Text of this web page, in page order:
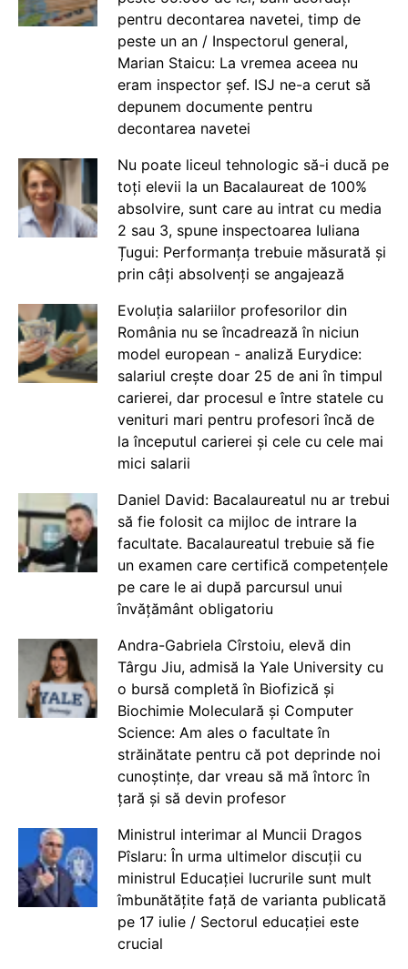
pentru decontarea navetei, timp de
peste un an / Inspectorul general,
Marian Staicu: La vremea aceea nu
eram inspector șef. ISJ ne-a cerut să
depunem documente pentru
decontarea navetei
Nu poate liceul tehnologic să-i ducă pe
toți elevii la un Bacalaureat de 100%
absolvire, sunt care au intrat cu media
2 sau 3, spune inspectoarea Iuliana
Țugui: Performanța trebuie măsurată și
prin câți absolvenți se angajează
Evoluția salariilor profesorilor din
România nu se încadrează în niciun
model european - analiză Eurydice:
salariul crește doar 25 de ani în timpul
carierei, dar procesul e între statele cu
venituri mari pentru profesori încă de
la începutul carierei și cele cu cele mai
mici salarii
Daniel David: Bacalaureatul nu ar trebui
să fie folosit ca mijloc de intrare la
facultate. Bacalaureatul trebuie să fie
un examen care certifică competențele
pe care le ai după parcursul unui
învățământ obligatoriu
Andra-Gabriela Cîrstoiu, elevă din
Târgu Jiu, admisă la Yale University cu
o bursă completă în Biofizică și
Biochimie Moleculară și Computer
Science: Am ales o facultate în
străinătate pentru că pot deprinde noi
cunoștințe, dar vreau să mă întorc în
țară și să devin profesor
Ministrul interimar al Muncii Dragos
Pîslaru: În urma ultimelor discuții cu
ministrul Educației lucrurile sunt mult
îmbunătățite față de varianta publicată
pe 17 iulie / Sectorul educației este
crucial